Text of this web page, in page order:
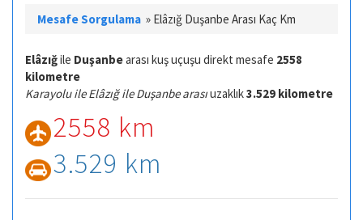
Mesafe Sorgulama » Elâzığ Duşanbe Arası Kaç Km
Elâzığile Duşanbearası kuş uçuşu direkt mesafe 2558
kilometre
Karayolu ile Elâzığ ile Duşanbe arasıuzaklık3.529 kilometre
2558 km
3.529 km